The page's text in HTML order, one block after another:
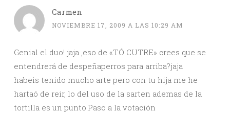
Carmen
NOVIEMBRE 17, 2009 A LAS 10:29 AM
Genial el duo! jaja ,eso de «TÓ CUTRE» crees que se
entendrerá de despeñaperros para arriba?jaja
habeis tenido mucho arte pero con tu hija me he
hartaó de reir, lo del uso de la sarten ademas de la
tortilla es un punto.Paso a la votación